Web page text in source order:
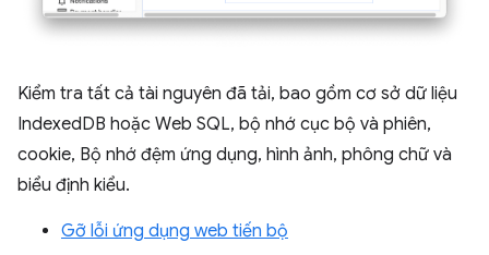
Kiểm tra tất cả tài nguyên đã tải, bao gồm cơ sở dữ liệu
IndexedDB hoặc Web SQL, bộ nhớ cục bộ và phiên,
cookie, Bộ nhớ đệm ứng dụng, hình ảnh, phông chữ và
biểu định kiểu.
Gỡ lỗi ứng dụng web tiến bộ